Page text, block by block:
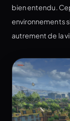
bien entendu.
environnements
autrement de la